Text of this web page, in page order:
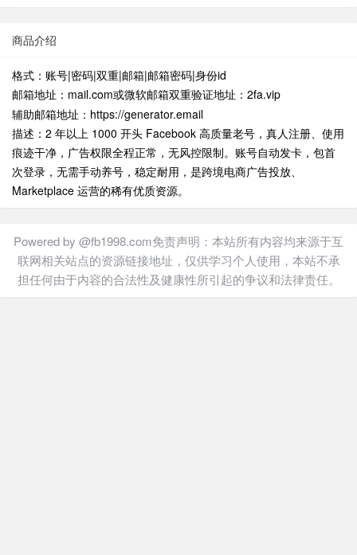
商品介绍
格式：账号|密码|双重|邮箱|邮箱密码|身份id
邮箱地址：mail.com或微软邮箱双重验证地址：2fa.vip
辅助邮箱地址：https://generator.email
描述：2 年以上 1000 开头 Facebook 高质量老号，真人注册、使用
痕迹干净，广告权限全程正常，无风控限制。账号自动发卡，包首
次登录，无需手动养号，稳定耐用，是跨境电商广告投放、
Marketplace 运营的稀有优质资源。
Powered by @fb1998.com免责声明：本站所有内容均来源于互
联网相关站点的资源链接地址，仅供学习个人使用，本站不承
担任何由于内容的合法性及健康性所引起的争议和法律责任。